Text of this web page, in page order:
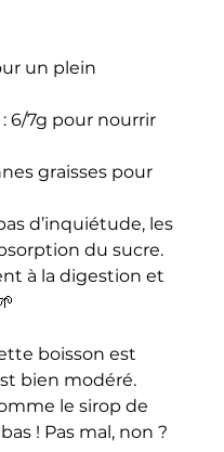
un plein
: 6/7g pour nourrir
graisses pour
d’inquiétude, les
du sucre.
à la digestion et
boisson est
bien modéré.
le sirop de
! Pas mal, non ?